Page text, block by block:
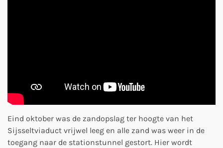
Eind oktober was de zandopslag ter hoogte van het
Sijsseltviaduct vrijwel leeg en alle zand was weer in de
toegang naar de stationstunnel gestort. Hier wordt